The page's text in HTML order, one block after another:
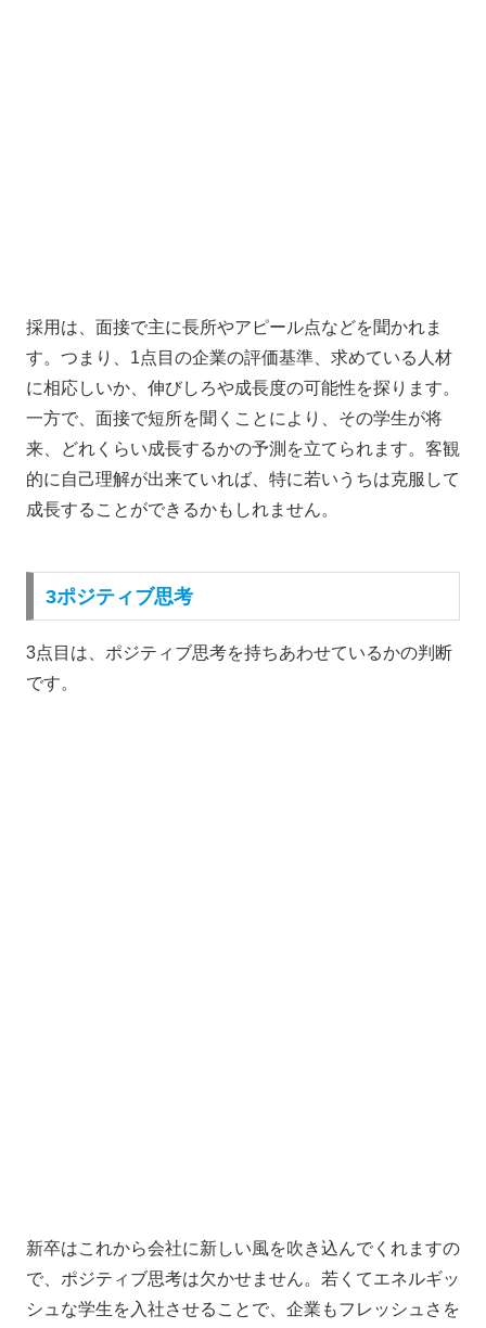
採用は、面接で主に長所やアピール点などを聞かれま
す。つまり、1点目の企業の評価基準、求めている人材
に相応しいか、伸びしろや成長度の可能性を探ります。
一方で、面接で短所を聞くことにより、その学生が将
来、どれくらい成長するかの予測を立てられます。客観
的に自己理解が出来ていれば、特に若いうちは克服して
成長することができるかもしれません。
3ポジティブ思考
3点目は、ポジティブ思考を持ちあわせているかの判断
です。
新卒はこれから会社に新しい風を吹き込んでくれますの
で、ポジティブ思考は欠かせません。若くてエネルギッ
シュな学生を入社させることで、企業もフレッシュさを